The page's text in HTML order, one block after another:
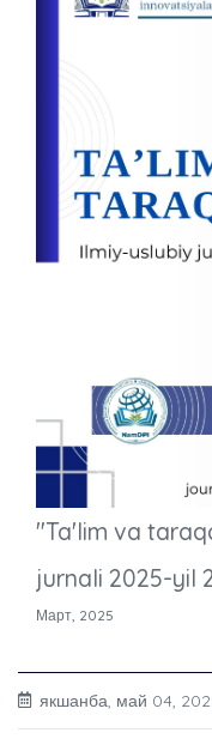
"Ta'lim va
jurnali 2025-yil
Март, 2025
якшанба, май 04,